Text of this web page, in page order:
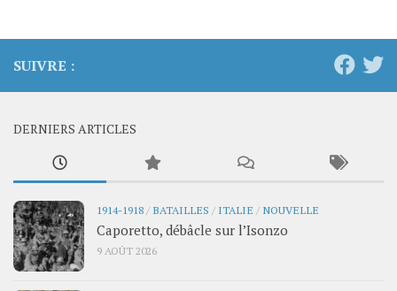
SUIVRE :
DERNIERS ARTICLES
1914-1918 / BATAILLES / ITALIE / NOUVELLE
Caporetto, débâcle sur l’Isonzo
9 AOÛT 2026